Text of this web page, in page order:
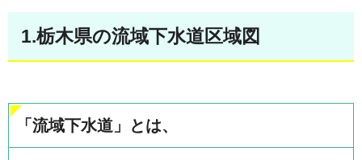
1.栃木県の流域下水道区域図
「流域下水道」とは、